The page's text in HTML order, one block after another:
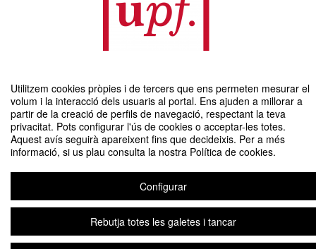
Utilitzem cookies pròpies i de tercers que ens permeten mesurar el
volum i la interacció dels usuaris al portal. Ens ajuden a millorar a
partir de la creació de perfils de navegació, respectant la teva
privacitat. Pots configurar l'ús de cookies o acceptar-les totes.
Aquest avís seguirà apareixent fins que decideixis. Per a més
informació, si us plau consulta la nostra Política de cookies.
Configurar
Rebutja totes les galetes i tancar
II Jornada Joves Migrats Sols: mirades i propostes al model
d'acompanyament
Organitzat per Departament de Comunicació, Universitat Pompeu Fabra
Plataforma d'organització d'esdeveniments Symposium
Copyright © 2026